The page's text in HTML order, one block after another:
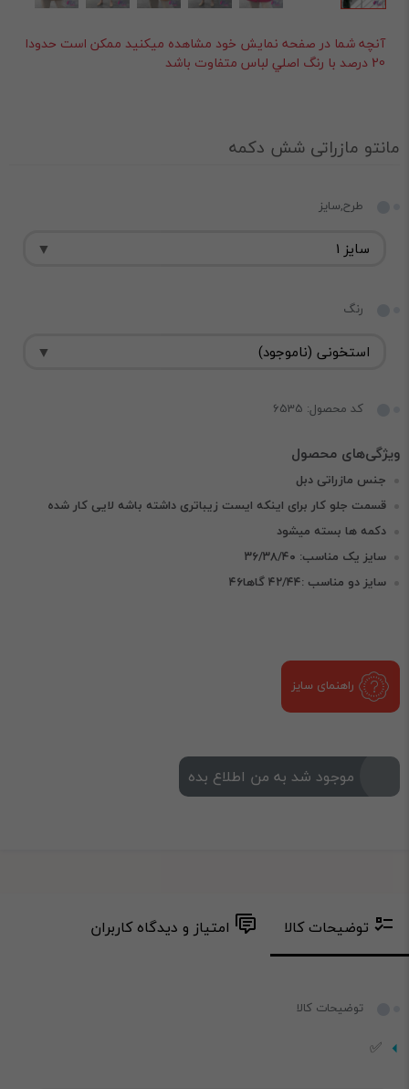
آنچه شما در صفحه نمايش خود مشاهده ميکنيد ممکن است حدودا
20 درصد با رنگ اصلي لباس متفاوت باشد
مانتو مازراتی شش دکمه
طرح,سایز
رنگ
کد محصول: 6535
جنس مازراتی دبل
قسمت جلو کار برای اینکه ایست زیباتری داشته باشه لایی کار شده
دکمه ها بسته میشود
سایز یک مناسب: ۳۶/۳۸/۴۰
سایز دو مناسب :۴۲/۴۴ گاها۴۶
راهنمای سایز
موجود شد به من اطلاع بده
توضیحات کالا امتیاز و دیدگاه کاربران
توضیحات کالا
✅